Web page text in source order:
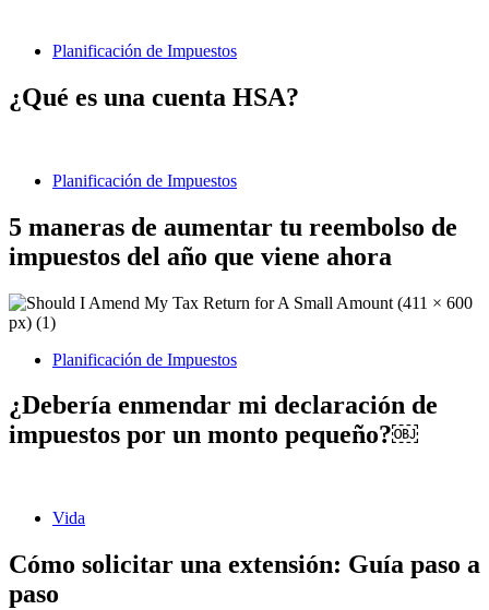
Planificación de Impuestos
¿Qué es una cuenta HSA?
Planificación de Impuestos
5 maneras de aumentar tu reembolso de
impuestos del año que viene ahora
Planificación de Impuestos
¿Debería enmendar mi declaración de
impuestos por un monto pequeño?￼
Vida
Cómo solicitar una extensión: Guía paso a
paso